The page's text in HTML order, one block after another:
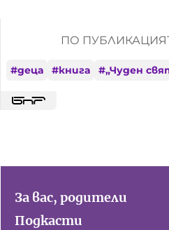
ПО
#деца #книга #„Чуден
За вас, родители
Подкасти